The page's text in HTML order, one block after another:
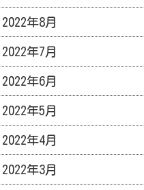
2022年8月
2022年7月
2022年6月
2022年5月
2022年4月
2022年3月